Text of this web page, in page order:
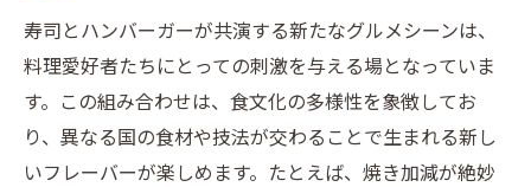
寿司とハンバーガーが共演する新たなグルメシーンは、
料理愛好者たちにとっての刺激を与える場となっていま
す。この組み合わせは、食文化の多様性を象徴してお
り、異なる国の食材や技法が交わることで生まれる新し
いフレーバーが楽しめます。たとえば、焼き加減が絶妙